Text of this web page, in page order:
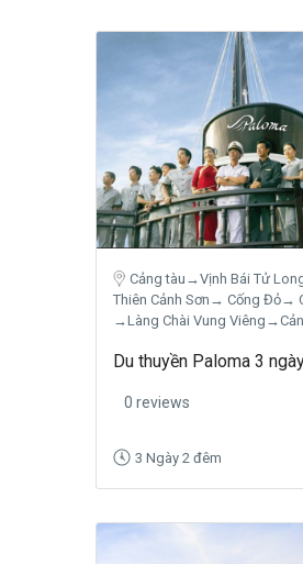
Cảng tàu→Vịnh Bái Tử
Thiên Cảnh Sơn→ Cống Đỏ→
→Làng Chài Vung
Du thuyền Paloma 3
0 reviews
3 Ngày 2 đêm